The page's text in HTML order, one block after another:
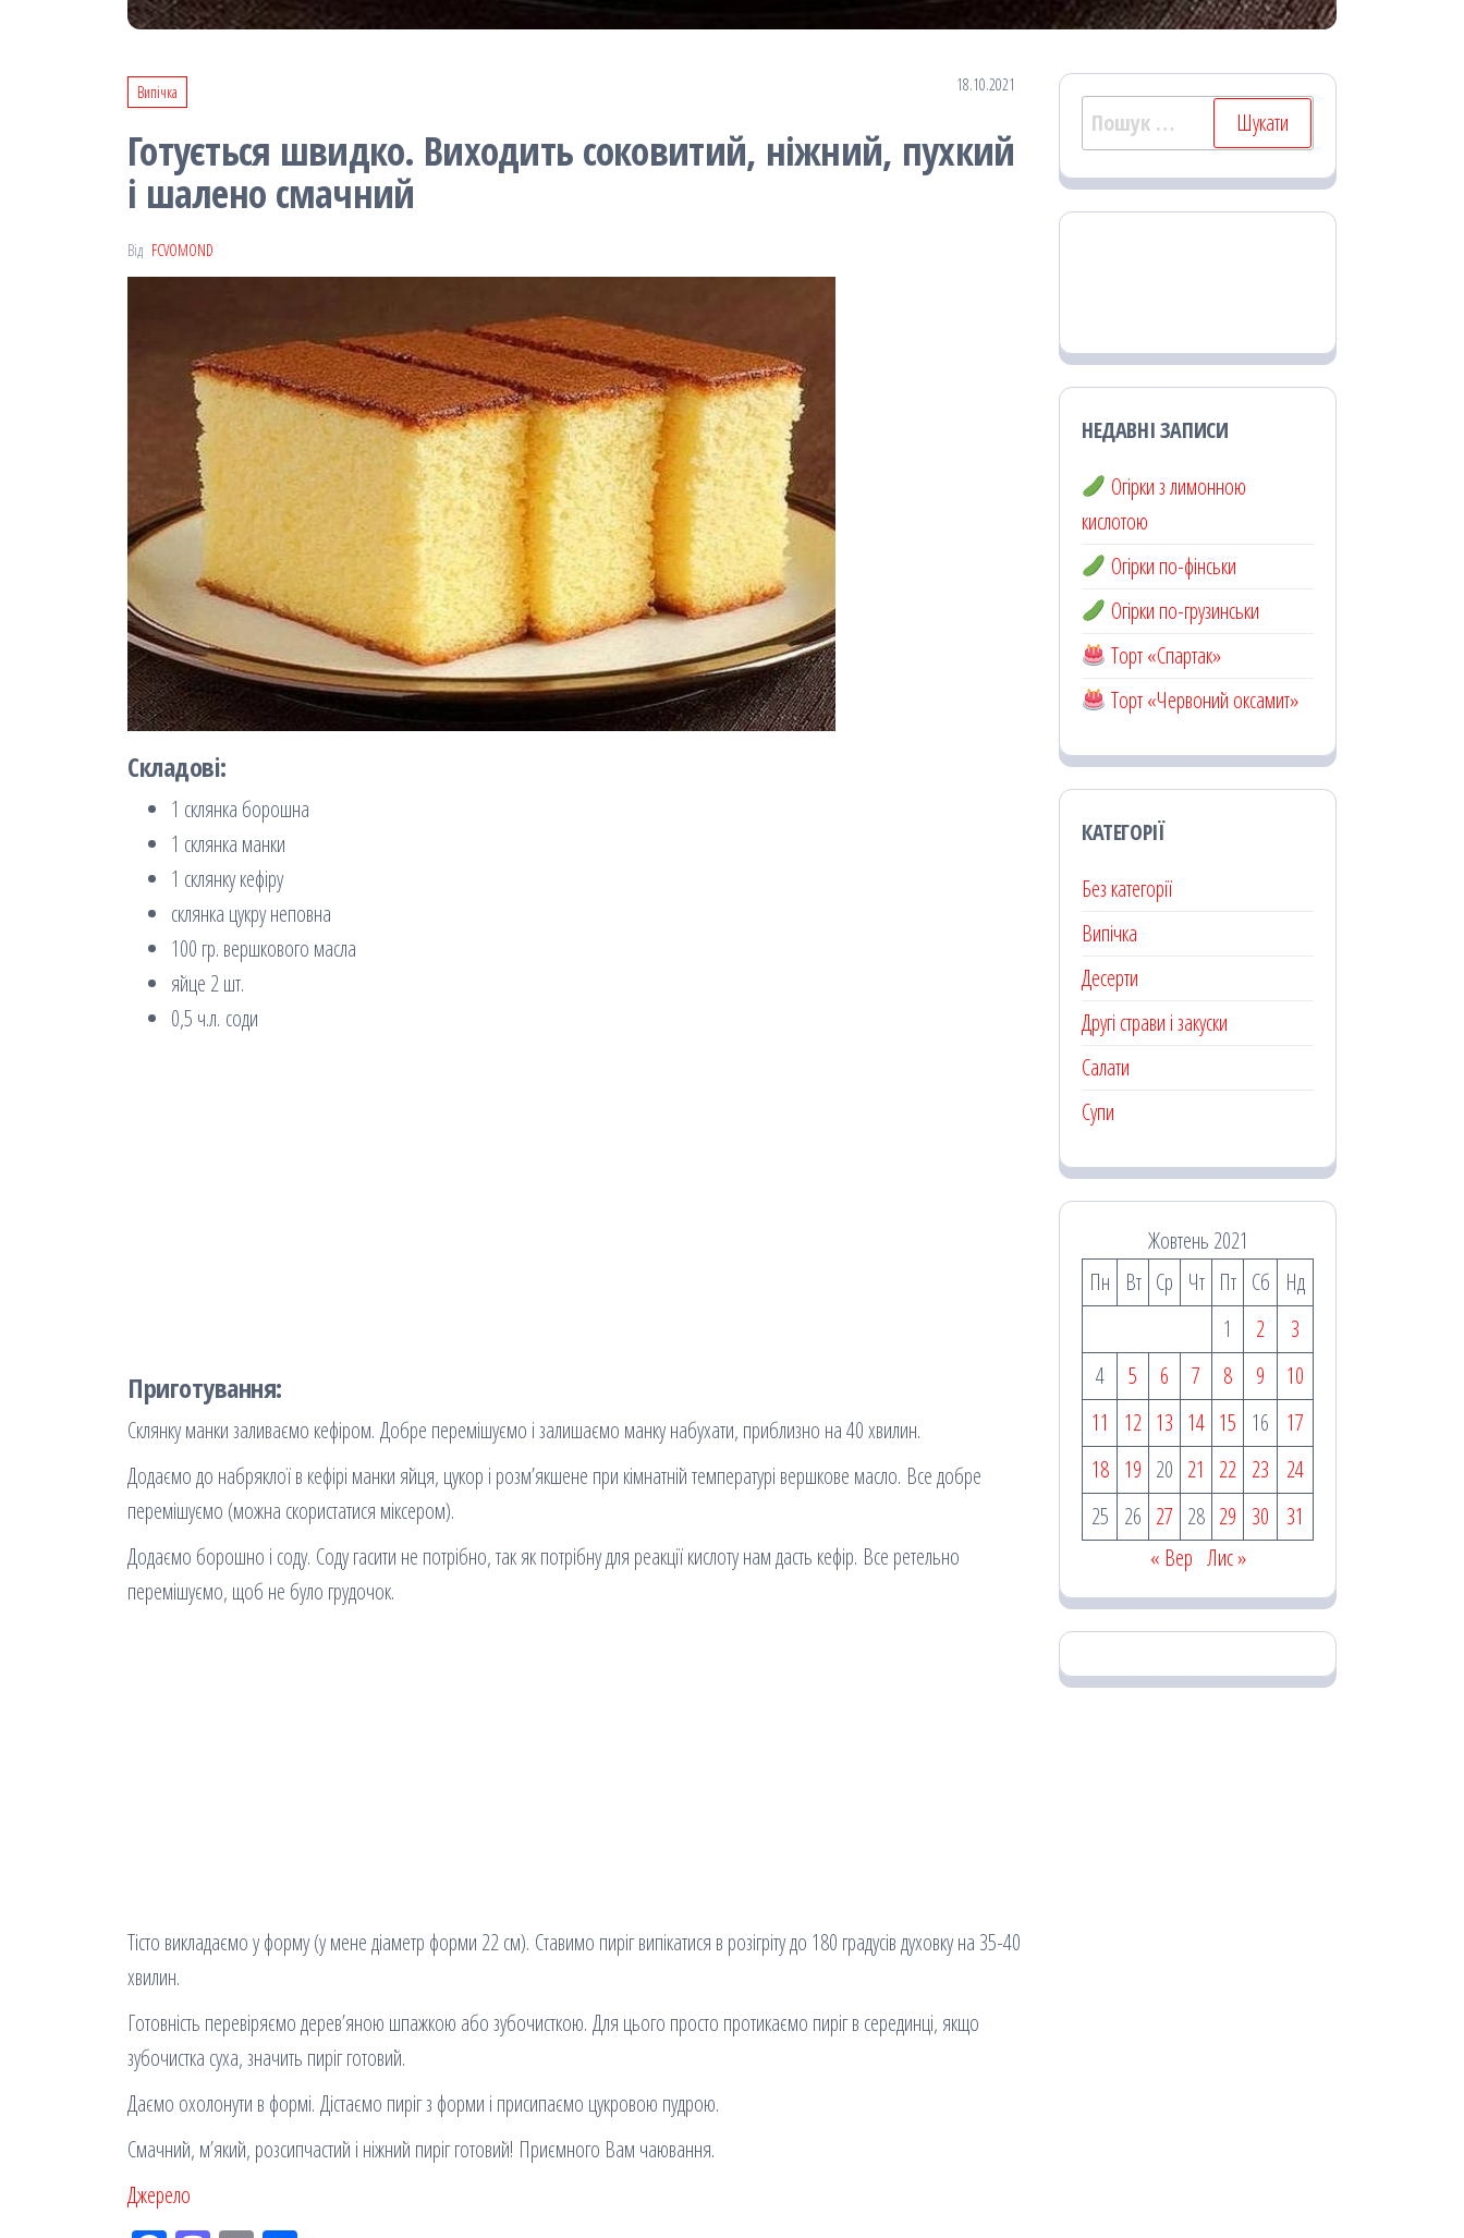
Випічка 18.10.2021
Готується швидко. Виходить соковитий, ніжний, пухкий
і шалено смачний
Від FCVOMOND
Складові:
1 склянка борошна
1 склянка манки
1 склянку кефіру
склянка цукру неповна
100 гр. вершкового масла
яйце 2 шт.
0,5 ч.л. соди
Приготування:
Склянку манки заливаємо кефіром. Добре перемішуємо і залишаємо манку набухати, приблизно на 40 хвилин.
Додаємо до набряклої в кефірі манки яйця, цукор і розм’якшене при кімнатній температурі вершкове масло. Все добре
перемішуємо (можна скористатися міксером).
Додаємо борошно і соду. Соду гасити не потрібно, так як потрібну для реакції кислоту нам дасть кефір. Все ретельно
перемішуємо, щоб не було грудочок.
Тісто викладаємо у форму (у мене діаметр форми 22 см). Ставимо пиріг випікатися в розігріту до 180 градусів духовку на 35-40
хвилин.
Готовність перевіряємо дерев’яною шпажкою або зубочисткою. Для цього просто протикаємо пиріг в серединці, якщо
зубочистка суха, значить пиріг готовий.
Даємо охолонути в формі. Дістаємо пиріг з форми і присипаємо цукровою пудрою.
Смачний, м’який, розсипчастий і ніжний пиріг готовий! Приємного Вам чаювання.
Джерело
Пошук:
НЕДАВНІ ЗАПИСИ
Огірки з лимонною
кислотою
Огірки по-фінськи
Огірки по-грузинськи
Торт «Спартак»
Торт «Червоний оксамит»
КАТЕГОРІЇ
Без категорії
Випічка
Десерти
Другі страви і закуски
Салати
Супи
Жовтень 2021
Пн
Вт Ср Чт Пт Сб
Нд
1
2
3
4
5 6 7 8 9
10
11
12 13 14 15 16
17
18 19 20 21 22 23
24
25 26 27 28 29 30
31
« Вер Лис »